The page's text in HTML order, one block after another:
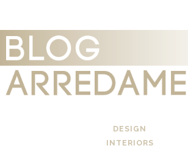
DESIGN
INTERIORS